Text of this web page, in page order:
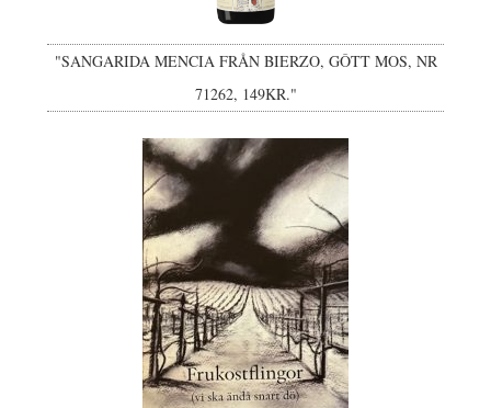
"SANGARIDA MENCIA FRÅN BIERZO, GÔTT MOS, NR
71262, 149KR."